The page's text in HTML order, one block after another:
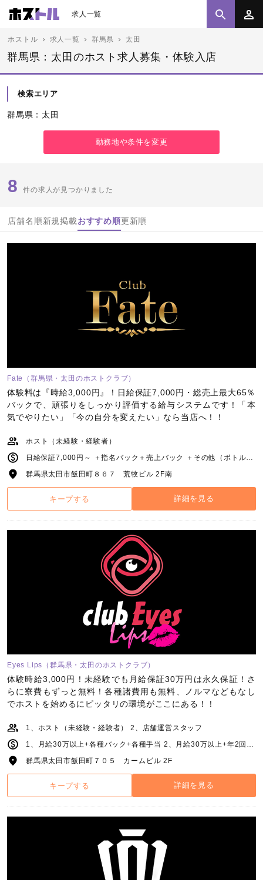
求人一覧
ホストル 求人一覧 群馬県 太田
群馬県：太田のホスト求人募集・体験入店
検索エリア
群馬県：太田
勤務地や条件を変更
8 件の求人が見つかりました
店舗名順新規掲載おすすめ順更新順
Fate（群馬県・太田のホストクラブ）
体験料は『時給3,000円』！日給保証7,000円・総売上最大65％
バックで、頑張りをしっかり評価する給与システムです！「本
気でやりたい」「今の自分を変えたい」なら当店へ！！
ホスト（未経験・経験者）
日給保証7,000円～ ＋指名バック＋売上バック ＋その他（ボトルバック、賞金、キャンペーン） 完全歩合給：総売上50%～
群馬県太田市飯田町８６７ 荒牧ビル 2F南
キープする 詳細を見る
Eyes Lips（群馬県・太田のホストクラブ）
体験時給3,000円！未経験でも月給保証30万円は永久保証！さ
らに寮費もずっと無料！各種諸費用も無料、ノルマなどもなし
でホストを始めるにピッタリの環境がここにある！！
1、ホスト（未経験・経験者） 2、店舗運営スタッフ
1、月給30万以上+各種バック+各種手当 2、月給30万以上+年2回の賞与
群馬県太田市飯田町７０５ カームビル 2F
キープする 詳細を見る